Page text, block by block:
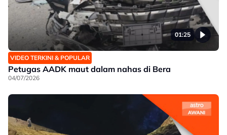
01:25
VIDEO TERKINI & POPULAR
Petugas AADK maut dalam nahas di Bera
04/07/2026